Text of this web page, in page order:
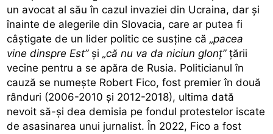
un avocat al său în cazul invaziei din Ucraina, dar și
înainte de alegerile din Slovacia, care ar putea fi
câștigate de un lider politic ce susține că„pacea
vine dinspre Est”și„că nu va da niciun glonț”țării
vecine pentru a se apăra de Rusia. Politicianul în
cauză se numește Robert Fico, fost premier în două
rânduri (2006-2010 și 2012-2018), ultima dată
nevoit să-și dea demisia pe fondul protestelor iscate
de asasinarea unui jurnalist. În 2022, Fico a fost